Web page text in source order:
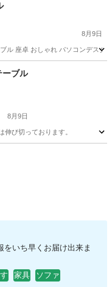
8月9日
ル 座卓 おしゃれ パソコンデス
ーブル
8月9日
伸び切っております。
いち早くお届け出来ま
家具
ソファ